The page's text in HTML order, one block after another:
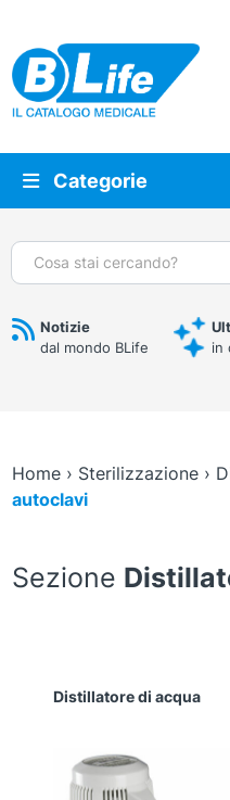
Vai al contenuto principale
Categorie
Cerca:
Notizie
dal mondo BLife
in
Home› Sterilizzazione›
autoclavi
Sezione
Distillatore di acqua